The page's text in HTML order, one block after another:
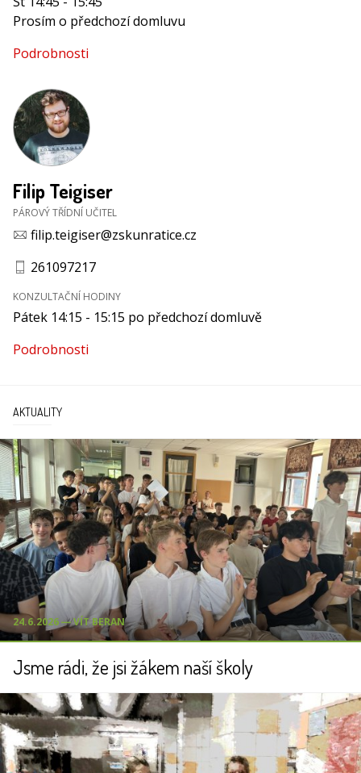
Prosím o předchozí domluvu
Podrobnosti
Filip Teigiser
PÁROVÝ TŘÍDNÍ UČITEL
filip.teigiser@zskunratice.cz
261097217
KONZULTAČNÍ HODINY
Pátek 14:15 - 15:15 po předchozí domluvě
Podrobnosti
AKTUALITY
24.6.2026 ― VÍT BERAN
Jsme rádi, že jsi žákem naší školy